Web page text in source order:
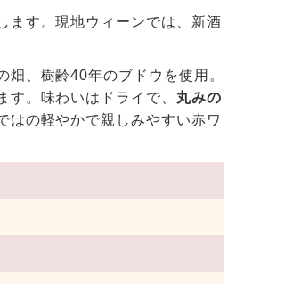
ます。現地ウィーンでは、新酒
、樹齢40年のブドウを使用。
す。味わいはドライで、 丸みの
はの軽やかで親しみやすい赤ワ